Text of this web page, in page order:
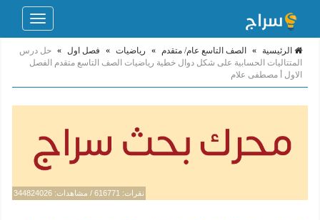
Toggle
الرئيسية » الصف التاسع عام/ متقدم » رياضيات » فصل اول » حل درس
المتتاليات الحسابية على شكل دوال خطية رياضيات الصف التاسع متقدم الفصل
الاول أ مصطفى علام
نقرات: 616771 / مشاهدات: 344824026